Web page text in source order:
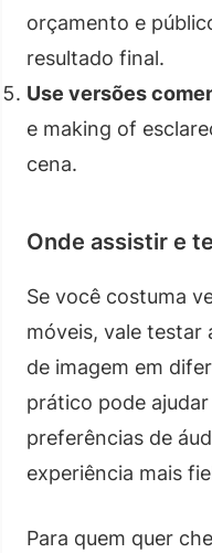
orçamento e
resultado final.
Use versões
e making of
cena.
Onde assistir e
Se você costuma
móveis, vale testar
de imagem em
prático pode
preferências de
experiência mais
Para quem quer